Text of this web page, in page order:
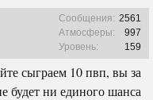
Сообщения: 2561
Атмосферы:
997
Уровень:
159
сыграем 10 пвп, вы за
будет ни единого шанса